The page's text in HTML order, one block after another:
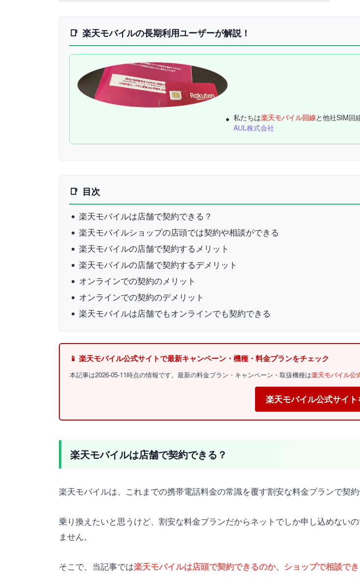
楽天モバイルの長期利用ユーザーが解説！
私たちは楽天モバイル回線と他社SIM回
AUL株式会社
目次
楽天モバイルは店舗で契約できる？
楽天モバイルショップの店頭では契約や相談ができる
楽天モバイルの店舗で契約するメリット
楽天モバイルの店舗で契約するデメリット
オンラインでの契約のメリット
オンラインでの契約のデメリット
楽天モバイルは店舗でもオンラインでも契約できる
📱 楽天モバイル公式サイトで最新キャンペーン・機種・料金プランをチェック
本記事は2026-05-11時点の情報です。最新の料金プラン・キャンペーン・取扱機種は楽天モバイル公
楽天モバイル公式サイ
楽天モバイルは店舗で契約できる？
楽天モバイルは、これまでの携帯電話料金の常識を覆す割安な料金プランで契約
乗り換えたいと思うけど、割安な料金プランだからネットでしか申し込めない
ません。
そこで、当記事では楽天モバイルは店頭で契約できるのか、ショップで相談でき